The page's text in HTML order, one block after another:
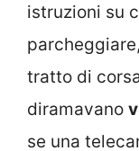
istruzioni su
tratto di
diramavano
se una